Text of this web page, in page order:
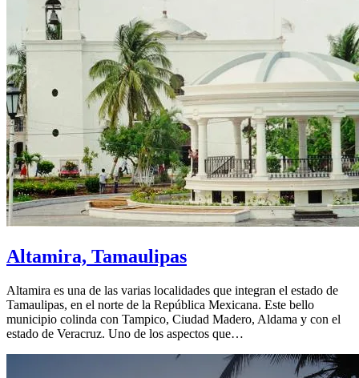
Altamira, Tamaulipas
Altamira es una de las varias localidades que integran el estado de
Tamaulipas, en el norte de la República Mexicana. Este bello
municipio colinda con Tampico, Ciudad Madero, Aldama y con el
estado de Veracruz. Uno de los aspectos que…